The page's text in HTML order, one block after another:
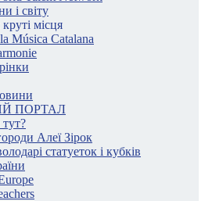
і світу
місця
Música Catalana
ПОРТАЛ
Алеї Зірок
статуеток і кубків